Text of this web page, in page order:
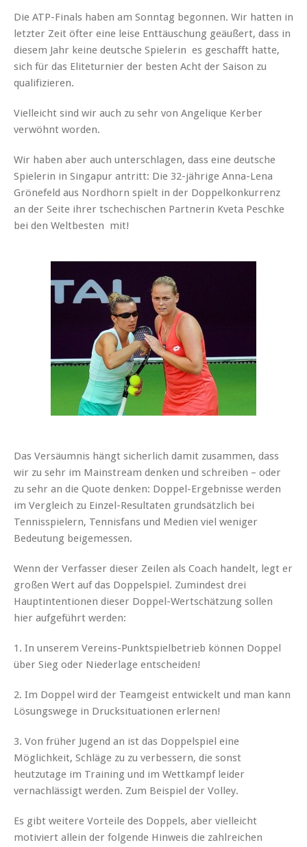
Die ATP-Finals haben am Sonntag begonnen. Wir hatten in
letzter Zeit öfter eine leise Enttäuschung geäußert, dass in
diesem Jahr keine deutsche Spielerin es geschafft hatte,
sich für das Eliteturnier der besten Acht der Saison zu
qualifizieren.
Vielleicht sind wir auch zu sehr von Angelique Kerber
verwöhnt worden.
Wir haben aber auch unterschlagen, dass eine deutsche
Spielerin in Singapur antritt: Die 32-jährige Anna-Lena
Grönefeld aus Nordhorn spielt in der Doppelkonkurrenz
an der Seite ihrer tschechischen Partnerin Kveta Peschke
bei den Weltbesten mit!
Das Versäumnis hängt sicherlich damit zusammen, dass
wir zu sehr im Mainstream denken und schreiben – oder
zu sehr an die Quote denken: Doppel-Ergebnisse werden
im Vergleich zu Einzel-Resultaten grundsätzlich bei
Tennisspielern, Tennisfans und Medien viel weniger
Bedeutung beigemessen.
Wenn der Verfasser dieser Zeilen als Coach handelt, legt er
großen Wert auf das Doppelspiel. Zumindest drei
Hauptintentionen dieser Doppel-Wertschätzung sollen
hier aufgeführt werden:
1. In unserem Vereins-Punktspielbetrieb können Doppel
über Sieg oder Niederlage entscheiden!
2. Im Doppel wird der Teamgeist entwickelt und man kann
Lösungswege in Drucksituationen erlernen!
3. Von früher Jugend an ist das Doppelspiel eine
Möglichkeit, Schläge zu zu verbessern, die sonst
heutzutage im Training und im Wettkampf leider
vernachlässigt werden. Zum Beispiel der Volley.
Es gibt weitere Vorteile des Doppels, aber vielleicht
motiviert allein der folgende Hinweis die zahlreichen